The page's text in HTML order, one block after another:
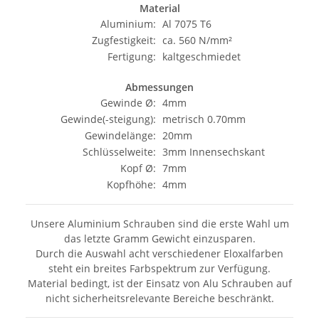
Material
Aluminium: Al 7075 T6
Zugfestigkeit: ca. 560 N/mm²
Fertigung: kaltgeschmiedet
Abmessungen
Gewinde Ø: 4mm
Gewinde(-steigung): metrisch 0.70mm
Gewindelänge: 20mm
Schlüsselweite: 3mm Innensechskant
Kopf Ø: 7mm
Kopfhöhe: 4mm
Unsere Aluminium Schrauben sind die erste Wahl um
das letzte Gramm Gewicht einzusparen.
Durch die Auswahl acht verschiedener Eloxalfarben
steht ein breites Farbspektrum zur Verfügung.
Material bedingt, ist der Einsatz von Alu Schrauben auf
nicht sicherheitsrelevante Bereiche beschränkt.